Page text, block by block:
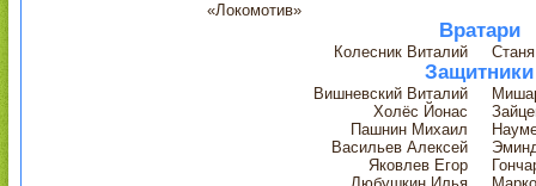
«Локомотив»
Вратари
Колесник Виталий
Защитники
Вишневский Виталий
Холёс Йонас
Пашнин Михаил
Васильев Алексей
Яковлев Егор